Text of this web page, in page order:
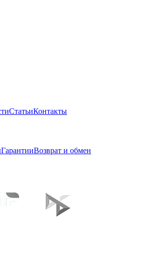
СтатьиКонтакты
ГарантииВозврат и обмен